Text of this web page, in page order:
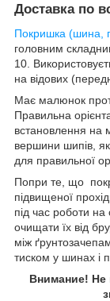
Доставка по
Покришка (шина,
головним
10 .
на відових
Має малюнок
Правильна
встановлення на
вершини шипів,
для правильної
Попри те, що
підвищеної
під час роботи на
очищати їх від
між
тиском у шинах і
Внимание! Не